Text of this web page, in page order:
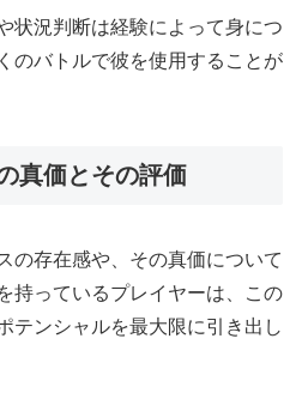
状況判断は経験によって身につ
のバトルで彼を使用することが
真価とその評価
の存在感や、その真価について
持っているプレイヤーは、この
テンシャルを最大限に引き出し